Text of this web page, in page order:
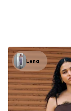
Lena